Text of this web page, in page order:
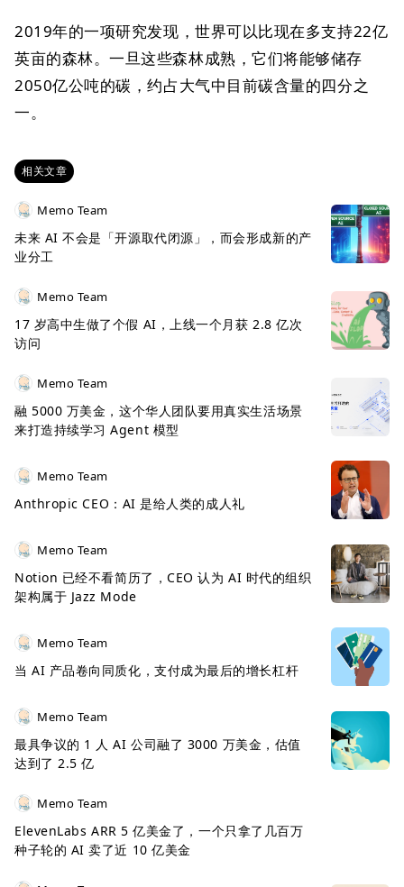
2019年的一项研究发现，世界可以比现在多支持22亿
英亩的森林。一旦这些森林成熟，它们将能够储存
2050亿公吨的碳，约占大气中目前碳含量的四分之
一。
相关文章
Memo Team
未来 AI 不会是「开源取代闭源」，而会形成新的产
业分工
Memo Team
17 岁高中生做了个假 AI，上线一个月获 2.8 亿次
访问
Memo Team
融 5000 万美金，这个华人团队要用真实生活场景
来打造持续学习 Agent 模型
Memo Team
Anthropic CEO：AI 是给人类的成人礼
Memo Team
Notion 已经不看简历了，CEO 认为 AI 时代的组织
架构属于 Jazz Mode
Memo Team
当 AI 产品卷向同质化，支付成为最后的增长杠杆
Memo Team
最具争议的 1 人 AI 公司融了 3000 万美金，估值
达到了 2.5 亿
Memo Team
ElevenLabs ARR 5 亿美金了，一个只拿了几百万
种子轮的 AI 卖了近 10 亿美金